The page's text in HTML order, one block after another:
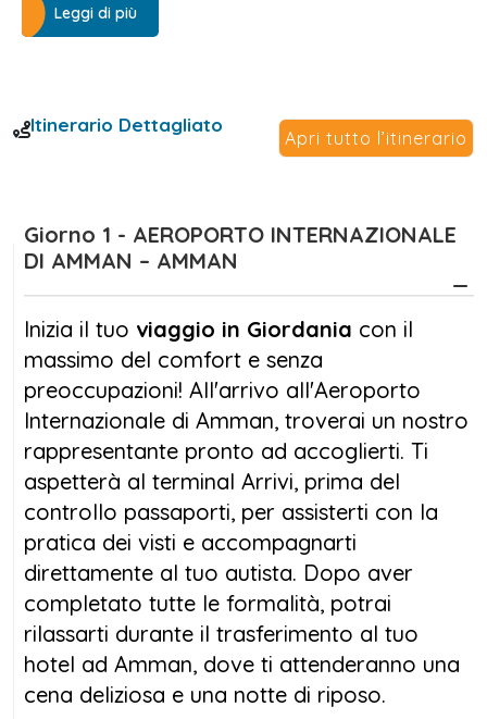
naturali e tradizioni secolari. Durante questo
Giordania, come Petra, il Mar Morto, il
deserto di Wadi Rum, e molto altro.
a Petra, la città nabatea che si erge
maestosa tra le rocce di arenaria rosa.
dell'umanità dall'UNESCO, è famoso per le
sue straordinarie facciate scolpite nella
roccia, che rendono Petra una delle sette
meraviglie del mondo moderno. Ogni angolo
di Petra racconta la storia di una civiltà che
ha lasciato un'impronta indelebile nel cuore
del deserto.
Ilviaggio in Giordania Petraè anche
un’occasione per vivere l’emozione di
camminare lungo il Siq, un imponente canyon
che conduce al Tesoro, il monumento più
celebre di Petra. Oltre a Petra, il viaggio ti
condurrà nel deserto di Wadi Rum, dove
Leggi di più
Itinerario Dettagliato
Apri tutto l’itinerario
Giorno 1 - AEROPORTO INTERNAZIONALE
DI AMMAN – AMMAN
Inizia il tuo viaggio in Giordania con il
massimo del comfort e senza
preoccupazioni! All'arrivo all'Aeroporto
Internazionale di Amman, troverai un nostro
rappresentante pronto ad accoglierti. Ti
aspetterà al terminal Arrivi, prima del
controllo passaporti, per assisterti con la
pratica dei visti e accompagnarti
direttamente al tuo autista. Dopo aver
completato tutte le formalità, potrai
rilassarti durante il trasferimento al tuo
hotel ad Amman, dove ti attenderanno una
cena deliziosa e una notte di riposo.